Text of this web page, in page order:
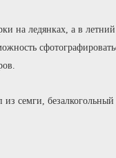
на ледянках, а в
семги, безалкогольный